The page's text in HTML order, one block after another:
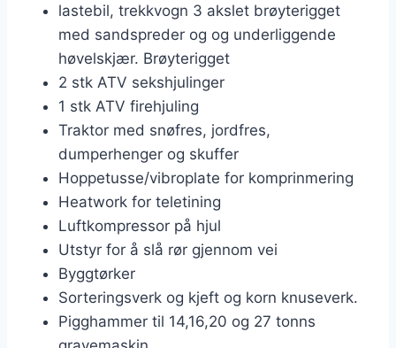
lastebil, trekkvogn 3 akslet brøyterigget
med sandspreder og og underliggende
høvelskjær. Brøyterigget
2 stk ATV sekshjulinger
1 stk ATV firehjuling
Traktor med snøfres, jordfres,
dumperhenger og skuffer
Hoppetusse/vibroplate for komprinmering
Heatwork for teletining
Luftkompressor på hjul
Utstyr for å slå rør gjennom vei
Byggtørker
Sorteringsverk og kjeft og korn knuseverk.
Pigghammer til 14,16,20 og 27 tonns